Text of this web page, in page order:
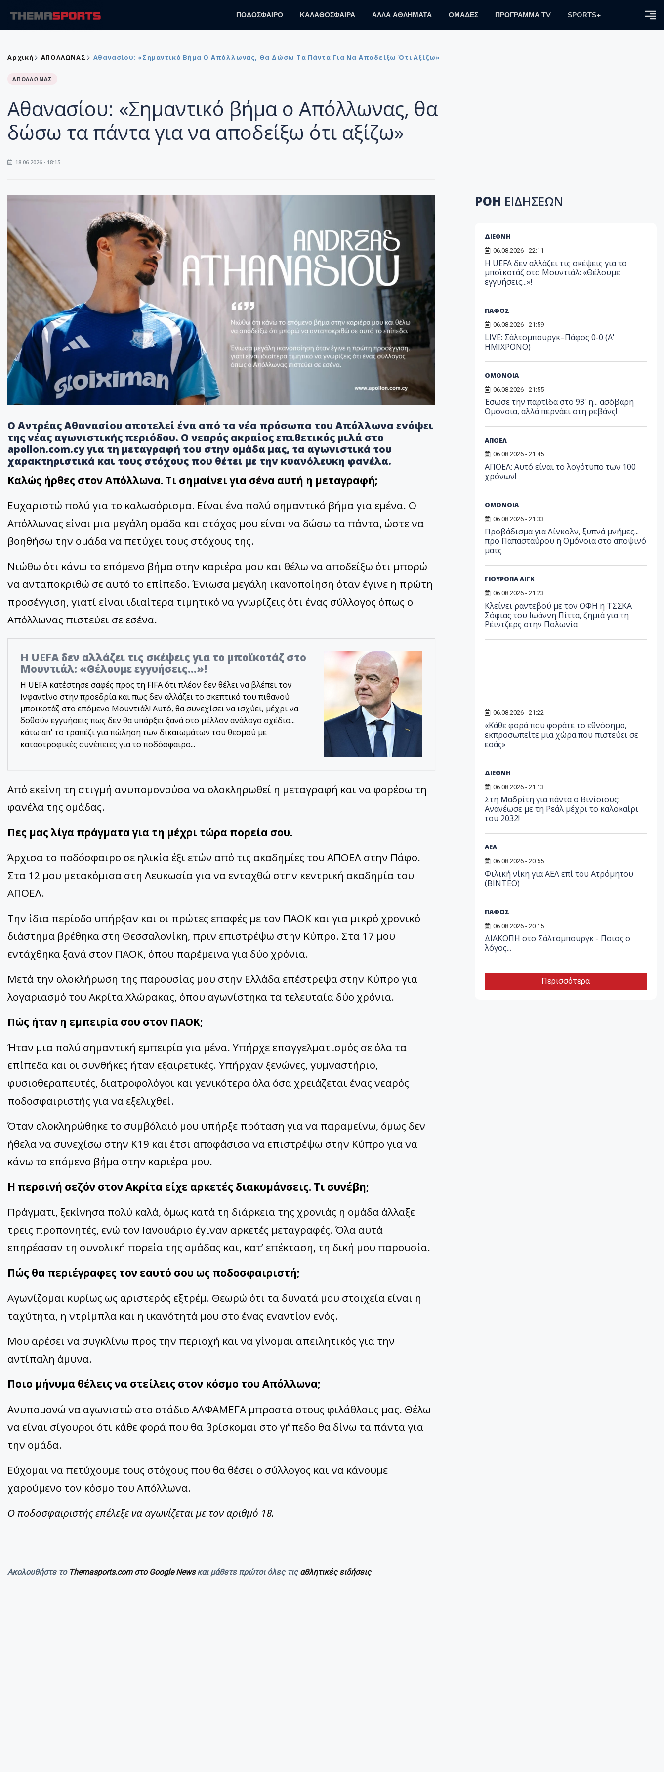
ΠΟΔΟΣΦΑΙΡΟ ΚΑΛΑΘΟΣΦΑΙΡΑ ΑΛΛΑ ΑΘΛΗΜΑΤΑ ΟΜΑΔΕΣ ΠΡΟΓΡΑΜΜΑ TV SPORTS+
Αρχική ΑΠΟΛΛΩΝΑΣ Αθανασίου: «Σημαντικό Βήμα Ο Απόλλωνας, Θα Δώσω Τα Πάντα Για Να Αποδείξω Ότι Αξίζω»
ΑΠΟΛΛΩΝΑΣ
Αθανασίου: «Σημαντικό βήμα ο Απόλλωνας, θα
δώσω τα πάντα για να αποδείξω ότι αξίζω»
18.06.2026 - 18:15
Ο Αντρέας Αθανασίου αποτελεί ένα από τα νέα πρόσωπα του Απόλλωνα ενόψει
της νέας αγωνιστικής περιόδου. Ο νεαρός ακραίος επιθετικός μιλά στο
apollon.com.cy για τη μεταγραφή του στην ομάδα μας, τα αγωνιστικά του
χαρακτηριστικά και τους στόχους που θέτει με την κυανόλευκη φανέλα.
Καλώς ήρθες στον Απόλλωνα. Τι σημαίνει για σένα αυτή η μεταγραφή;
Ευχαριστώ πολύ για το καλωσόρισμα. Είναι ένα πολύ σημαντικό βήμα για εμένα. Ο
Απόλλωνας είναι μια μεγάλη ομάδα και στόχος μου είναι να δώσω τα πάντα, ώστε να
βοηθήσω την ομάδα να πετύχει τους στόχους της.
Νιώθω ότι κάνω το επόμενο βήμα στην καριέρα μου και θέλω να αποδείξω ότι μπορώ
να ανταποκριθώ σε αυτό το επίπεδο. Ένιωσα μεγάλη ικανοποίηση όταν έγινε η πρώτη
προσέγγιση, γιατί είναι ιδιαίτερα τιμητικό να γνωρίζεις ότι ένας σύλλογος όπως ο
Απόλλωνας πιστεύει σε εσένα.
Η UEFA δεν αλλάζει τις σκέψεις για το μποϊκοτάζ στο
Μουντιάλ: «Θέλουμε εγγυήσεις...»!
Η UEFA κατέστησε σαφές προς τη FIFA ότι πλέον δεν θέλει να βλέπει τον
Ινφαντίνο στην προεδρία και πως δεν αλλάζει το σκεπτικό του πιθανού
μποϊκοτάζ στο επόμενο Μουντιάλ! Αυτό, θα συνεχίσει να ισχύει, μέχρι να
δοθούν εγγυήσεις πως δεν θα υπάρξει ξανά στο μέλλον ανάλογο σχέδιο...
κάτω απ' το τραπέζι για πώληση των δικαιωμάτων του θεσμού με
καταστροφικές συνέπειες για το ποδόσφαιρο...
Από εκείνη τη στιγμή ανυπομονούσα να ολοκληρωθεί η μεταγραφή και να φορέσω τη
φανέλα της ομάδας.
Πες μας λίγα πράγματα για τη μέχρι τώρα πορεία σου.
Άρχισα το ποδόσφαιρο σε ηλικία έξι ετών από τις ακαδημίες του ΑΠΟΕΛ στην Πάφο.
Στα 12 μου μετακόμισα στη Λευκωσία για να ενταχθώ στην κεντρική ακαδημία του
ΑΠΟΕΛ.
Την ίδια περίοδο υπήρξαν και οι πρώτες επαφές με τον ΠΑΟΚ και για μικρό χρονικό
διάστημα βρέθηκα στη Θεσσαλονίκη, πριν επιστρέψω στην Κύπρο. Στα 17 μου
εντάχθηκα ξανά στον ΠΑΟΚ, όπου παρέμεινα για δύο χρόνια.
Μετά την ολοκλήρωση της παρουσίας μου στην Ελλάδα επέστρεψα στην Κύπρο για
λογαριασμό του Ακρίτα Χλώρακας, όπου αγωνίστηκα τα τελευταία δύο χρόνια.
Πώς ήταν η εμπειρία σου στον ΠΑΟΚ;
Ήταν μια πολύ σημαντική εμπειρία για μένα. Υπήρχε επαγγελματισμός σε όλα τα
επίπεδα και οι συνθήκες ήταν εξαιρετικές. Υπήρχαν ξενώνες, γυμναστήριο,
φυσιοθεραπευτές, διατροφολόγοι και γενικότερα όλα όσα χρειάζεται ένας νεαρός
ποδοσφαιριστής για να εξελιχθεί.
Όταν ολοκληρώθηκε το συμβόλαιό μου υπήρξε πρόταση για να παραμείνω, όμως δεν
ήθελα να συνεχίσω στην Κ19 και έτσι αποφάσισα να επιστρέψω στην Κύπρο για να
κάνω το επόμενο βήμα στην καριέρα μου.
Η περσινή σεζόν στον Ακρίτα είχε αρκετές διακυμάνσεις. Τι συνέβη;
Πράγματι, ξεκίνησα πολύ καλά, όμως κατά τη διάρκεια της χρονιάς η ομάδα άλλαξε
τρεις προπονητές, ενώ τον Ιανουάριο έγιναν αρκετές μεταγραφές. Όλα αυτά
επηρέασαν τη συνολική πορεία της ομάδας και, κατ’ επέκταση, τη δική μου παρουσία.
Πώς θα περιέγραφες τον εαυτό σου ως ποδοσφαιριστή;
Αγωνίζομαι κυρίως ως αριστερός εξτρέμ. Θεωρώ ότι τα δυνατά μου στοιχεία είναι η
ταχύτητα, η ντρίμπλα και η ικανότητά μου στο ένας εναντίον ενός.
Μου αρέσει να συγκλίνω προς την περιοχή και να γίνομαι απειλητικός για την
αντίπαλη άμυνα.
Ποιο μήνυμα θέλεις να στείλεις στον κόσμο του Απόλλωνα;
Ανυπομονώ να αγωνιστώ στο στάδιο ΑΛΦΑΜΕΓΑ μπροστά στους φιλάθλους μας. Θέλω
να είναι σίγουροι ότι κάθε φορά που θα βρίσκομαι στο γήπεδο θα δίνω τα πάντα για
την ομάδα.
Εύχομαι να πετύχουμε τους στόχους που θα θέσει ο σύλλογος και να κάνουμε
χαρούμενο τον κόσμο του Απόλλωνα.
Ο ποδοσφαιριστής επέλεξε να αγωνίζεται με τον αριθμό 18.
Ακολουθήστε το Themasports.com στο Google Newsκαι μάθετε πρώτοι όλες τις αθλητικές ειδήσεις
ΡΟΗ ΕΙΔΗΣΕΩΝ
ΔΙΕΘΝΗ
06.08.2026 - 22:11
Η UEFA δεν αλλάζει τις σκέψεις για το
μποϊκοτάζ στο Μουντιάλ: «Θέλουμε
εγγυήσεις...»!
ΠΑΦΟΣ
06.08.2026 - 21:59
LIVE: Σάλτσμπουργκ–Πάφος 0-0 (Α'
ΗΜΙΧΡΟΝΟ)
ΟΜΟΝΟΙΑ
06.08.2026 - 21:55
Έσωσε την παρτίδα στο 93' η... ασόβαρη
Ομόνοια, αλλά περνάει στη ρεβάνς!
ΑΠΟΕΛ
06.08.2026 - 21:45
ΑΠΟΕΛ: Αυτό είναι το λογότυπο των 100
χρόνων!
ΟΜΟΝΟΙΑ
06.08.2026 - 21:33
Προβάδισμα για Λίνκολν, ξυπνά μνήμες...
προ Παπασταύρου η Ομόνοια στο αποψινό
ματς
ΓΙΟΥΡΟΠΑ ΛΙΓΚ
06.08.2026 - 21:23
Κλείνει ραντεβού με τον ΟΦΗ η ΤΣΣΚΑ
Σόφιας του Ιωάννη Πίττα, ζημιά για τη
Ρέιντζερς στην Πολωνία
06.08.2026 - 21:22
«Κάθε φορά που φοράτε το εθνόσημο,
εκπροσωπείτε μια χώρα που πιστεύει σε
εσάς»
ΔΙΕΘΝΗ
06.08.2026 - 21:13
Στη Μαδρίτη για πάντα ο Βινίσιους:
Ανανέωσε με τη Ρεάλ μέχρι το καλοκαίρι
του 2032!
ΑΕΛ
06.08.2026 - 20:55
Φιλική νίκη για ΑΕΛ επί του Ατρόμητου
(BINTEO)
ΠΑΦΟΣ
06.08.2026 - 20:15
ΔΙΑΚΟΠΗ στο Σάλτσμπουργκ - Ποιος ο
λόγος...
Περισσότερα